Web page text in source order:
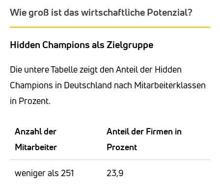
Wie groß ist das wirtschaftliche Potenzial?
Hidden Champions als Zielgruppe
Die untere Tabelle zeigt den Anteil der Hidden
Champions in Deutschland nach Mitarbeiterklassen
in Prozent.
Anzahl der
Mitarbeiter
Anteil der Firmen in
Prozent
weniger als 251 23,9